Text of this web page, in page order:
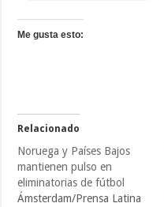
Me gusta esto:
Relacionado
Noruega y Países Bajos
mantienen pulso en
eliminatorias de fútbol
Ámsterdam/Prensa Latina